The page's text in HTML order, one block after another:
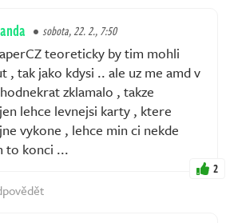
sobota, 22. 2., 7:50
teoreticky by tim mohli
, tak jako kdysi .. ale uz me amd v
zklamalo , takze
lehce levnejsi karty , ktere
vykone , lehce min ci nekde
to konci ...
2